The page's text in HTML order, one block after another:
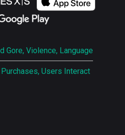
Gore, Violence, Language
Purchases, Users Interact